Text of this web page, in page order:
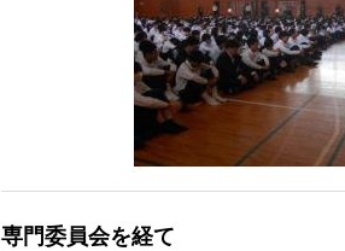
専門委員会を経て